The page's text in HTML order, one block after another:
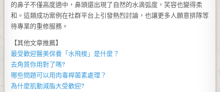
的鼻子不僅高度適中，鼻頭還出現了自然的水滴弧度，笑容也變得柔
和。這類成功案例在社群平台上引發熱烈討論，也讓更多人願意排隊等
待專業的重修服務。
【其他文章推薦】
最受歡迎醫美保養「 水飛梭 」是什麼？
去角質你用對了嗎?
哪些問題可以用 肉毒桿菌素處理？
為什麼肌動減脂大受歡迎?